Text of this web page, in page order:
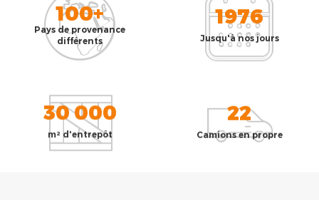
100+
Pays de provenance
différents
1976
Jusqu'à nos jours
30 000
m² d'entrepôt
22
Camions en propre